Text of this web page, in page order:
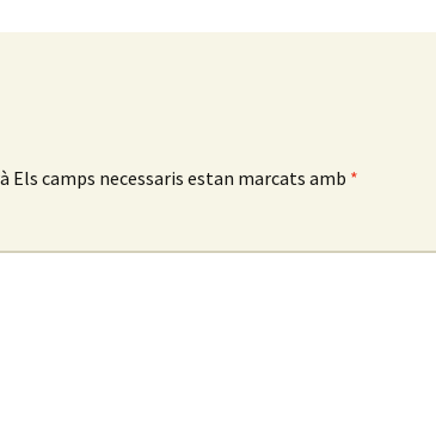
Els camps necessaris estan marcats amb *